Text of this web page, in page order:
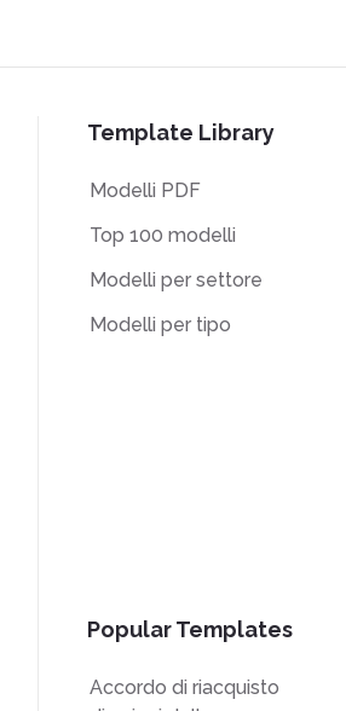
Template Library
Modelli PDF
Top 100 modelli
Modelli per settore
Modelli per tipo
Popular Templates
Accordo di riacquisto